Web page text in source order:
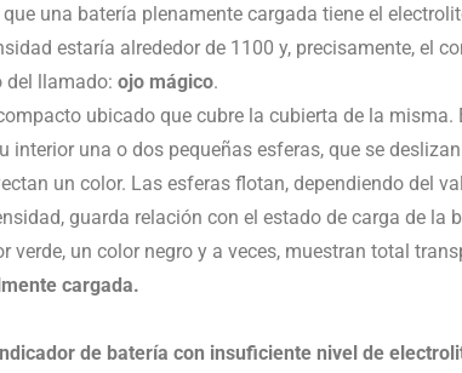
una batería plenamente cargada tiene el
estaría alrededor de 1100 y, precisamente, el
del llamado: ojo mágico.
ubicado que cubre la cubierta de la
una o dos pequeñas esferas, que se
un color. Las esferas flotan, dependiendo del
guarda relación con el estado de carga de la
un color negro y a veces, muestran total
cargada.
de batería con insuficiente nivel de